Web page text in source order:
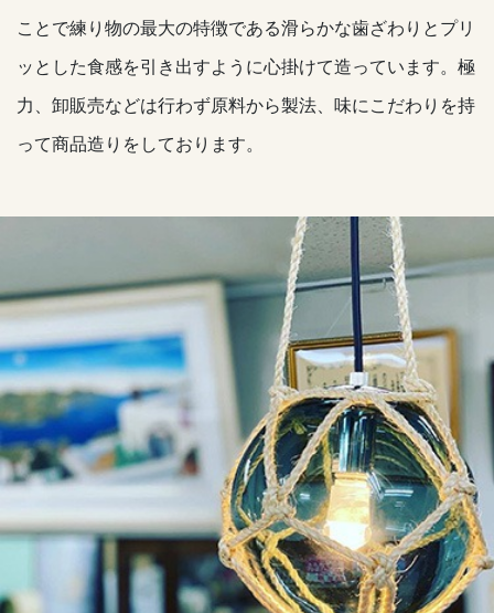
ことで練り物の最大の特徴である滑らかな歯ざわりとプリ
ッとした食感を引き出すように心掛けて造っています。極
力、卸販売などは行わず原料から製法、味にこだわりを持
って商品造りをしております。